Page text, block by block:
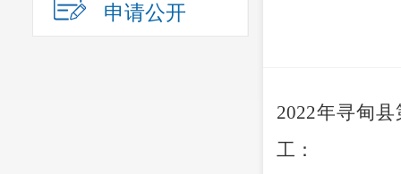
申请公开
2022年寻甸县
工：